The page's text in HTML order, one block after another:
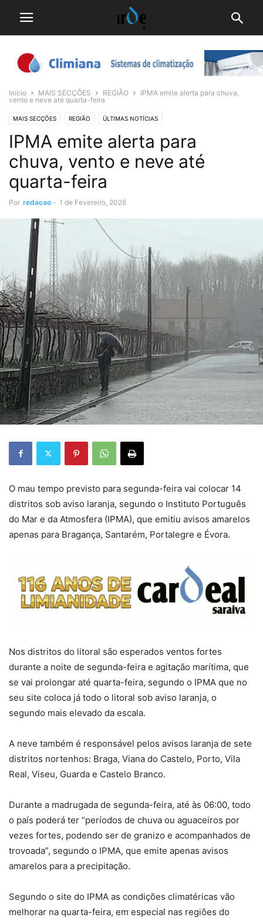
Início MAIS SECÇÕES REGIÃO
IPMA emite alerta para chuva,
vento e neve até quarta-feira
MAIS SECÇÕES REGIÃO ÚLTIMAS NOTÍCIAS
IPMA emite alerta para
chuva, vento e neve até
quarta-feira
Por redacao - 1 de Fevereiro, 2026
O mau tempo previsto para segunda-feira vai colocar 14
distritos sob aviso laranja, segundo o Instituto Português
do Mar e da Atmosfera (IPMA), que emitiu avisos amarelos
apenas para Bragança, Santarém, Portalegre e Évora.
Nos distritos do litoral são esperados ventos fortes
durante a noite de segunda-feira e agitação marítima, que
se vai prolongar até quarta-feira, segundo o IPMA que no
seu site coloca já todo o litoral sob aviso laranja, o
segundo mais elevado da escala.
A neve também é responsável pelos avisos laranja de sete
distritos nortenhos: Braga, Viana do Castelo, Porto, Vila
Real, Viseu, Guarda e Castelo Branco.
Durante a madrugada de segunda-feira, até às 06:00, todo
o país poderá ter “períodos de chuva ou aguaceiros por
vezes fortes, podendo ser de granizo e acompanhados de
trovoada”, segundo o IPMA, que emite apenas avisos
amarelos para a precipitação.
Segundo o site do IPMA as condições climatéricas vão
melhorar na quarta-feira, em especial nas regiões do